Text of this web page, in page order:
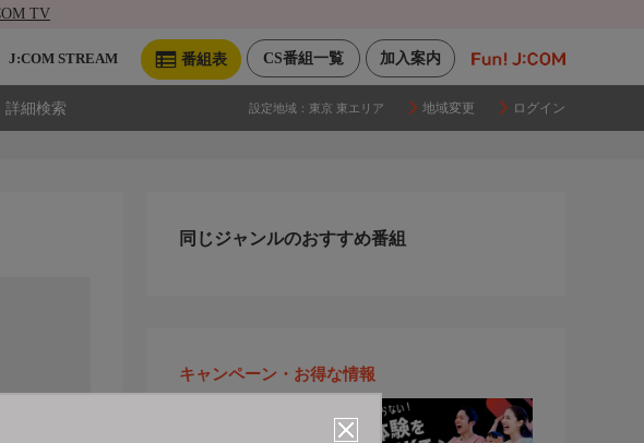
TV
加入案内
CS番組一覧
番組表
J:COM STREAM
詳細検索 設定地域： 東京 東エリア 地域変更 ログイン
同じジャンルのおすすめ番組
キャンペーン・お得な情報